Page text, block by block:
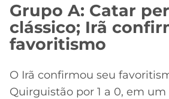
Grupo A: Catar
clássico; Irã
favoritismo
O Irã confirmou seu
Quirguistão por 1 a 0, em